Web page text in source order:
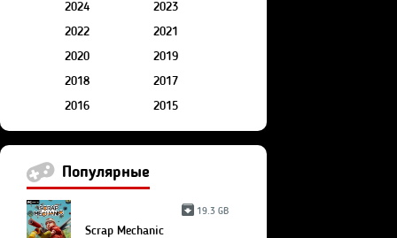
2024
2023
2022
2021
2020
2019
2018
2017
2016
2015
Популярные
19.3 GB
Scrap Mechanic